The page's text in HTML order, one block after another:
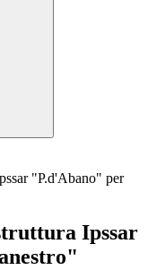
"P.d'Abano" per
Ipssar